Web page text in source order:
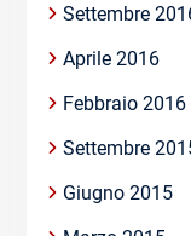
Settembre
Aprile 2016
Febbraio 2016
Settembre
Giugno 2015